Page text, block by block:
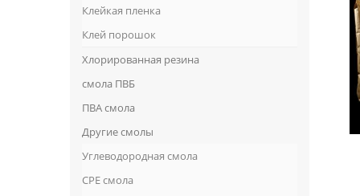
Клейкая пленка
Клей порошок
Хлорированная резина
смола ПВБ
ПВА смола
Другие смолы
Углеводородная смола
CPE смола